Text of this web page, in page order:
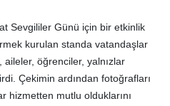
Sevgililer Günü için bir etkinlik
kurulan standa vatandaşlar
öğrenciler, yalnızlar
Çekimin ardından fotoğrafları
hizmetten mutlu olduklarını